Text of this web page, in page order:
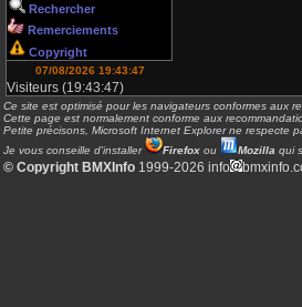
Rechercher
Remerciements
Copyright
07/08/2026 19:43:47
Visiteurs (19:43:47)
Ce site est optimisé pour les navigateurs conformes aux
Cette page est normalement conforme aux
Petite précisons, Microsoft Internet Explorer ne respecte
Je vous conseille d'installer
Firefox ou Mozilla qui
© Copyright BMXInfo 1999-2026 info